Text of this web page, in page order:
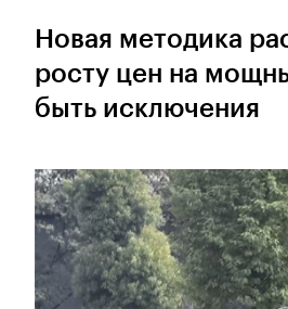
Новая методика
росту цен на
быть исключения